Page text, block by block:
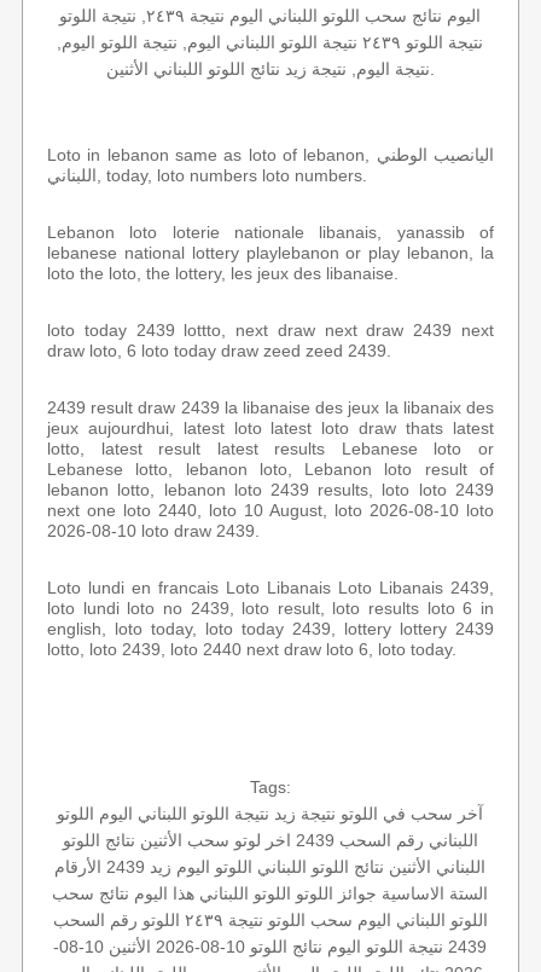
اليوم نتائج سحب اللوتو اللبناني اليوم نتيجة ٢٤٣٩, نتيجة اللوتو
نتيجة اللوتو ٢٤٣٩ نتيجة اللوتو اللبناني اليوم, نتيجة اللوتو اليوم,
Loto in lebanon same as loto of lebanon, اليانصيب الوطني
اللبناني, today, loto numbers loto numbers.
Lebanon loto loterie nationale libanais, yanassib of
lebanese national lottery playlebanon or play lebanon, la
loto the loto, the lottery, les jeux des libanaise.
loto today 2439 lottto, next draw next draw 2439 next
draw loto, 6 loto today draw zeed zeed 2439.
2439 result draw 2439 la libanaise des jeux la libanaix des
jeux aujourdhui, latest loto latest loto draw thats latest
lotto, latest result latest results Lebanese loto or
Lebanese lotto, lebanon loto, Lebanon loto result of
lebanon lotto, lebanon loto 2439 results, loto loto 2439
next one loto 2440, loto 10 August, loto 2026-08-10 loto
2026-08-10 loto draw 2439.
Loto lundi en francais Loto Libanais Loto Libanais 2439,
loto lundi loto no 2439, loto result, loto results loto 6 in
english, loto today, loto today 2439, lottery lottery 2439
lotto, loto 2439, loto 2440 next draw loto 6, loto today.
Tags:
آخر سحب في اللوتو نتيجة زيد نتيجة اللوتو اللبناني اليوم اللوتو
اللبناني رقم السحب 2439
اخر لوتو سحب الأثنين نتائج اللوتو
اللبناني الأثنين نتائج اللوتو اللبناني اللوتو اليوم زيد 2439
الأرقام
الستة الاساسية جوائز اللوتو اللوتو اللبناني هذا اليوم نتائج سحب
اللوتو اللبناني اليوم سحب اللوتو نتيجة ٢٤٣٩
اللوتو رقم السحب
2439 نتيجة اللوتو اليوم نتائج اللوتو 10-08-2026
الأثنين 10-08-